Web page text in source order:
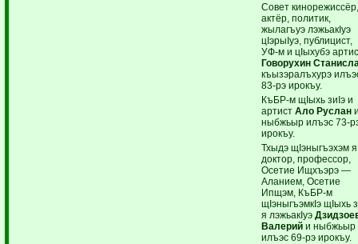
Совет
актёр, политик,
жылагъуэ лэжьакIуэ
цIэрыIуэ, публицист,
УФ-м и цIыхубэ
Говорухин
къызэралъхурэ
83-рэ ирокъу.
КъБР-м щIыхь зиIэ и
артистАло Руслан
ныбжьыр илъэс 73-
ирокъу.
Тхыдэ щIэныгъэхэм я
доктор, профессор,
Осетие Ищхъэрэ —
Аланием, Осетие
Ипщэм, КъБР-м
щIэныгъэмкIэ щIыхь
я лэжьакIуэ
Валерий и ныбжьыр
илъэс 69-рэ ирокъу.